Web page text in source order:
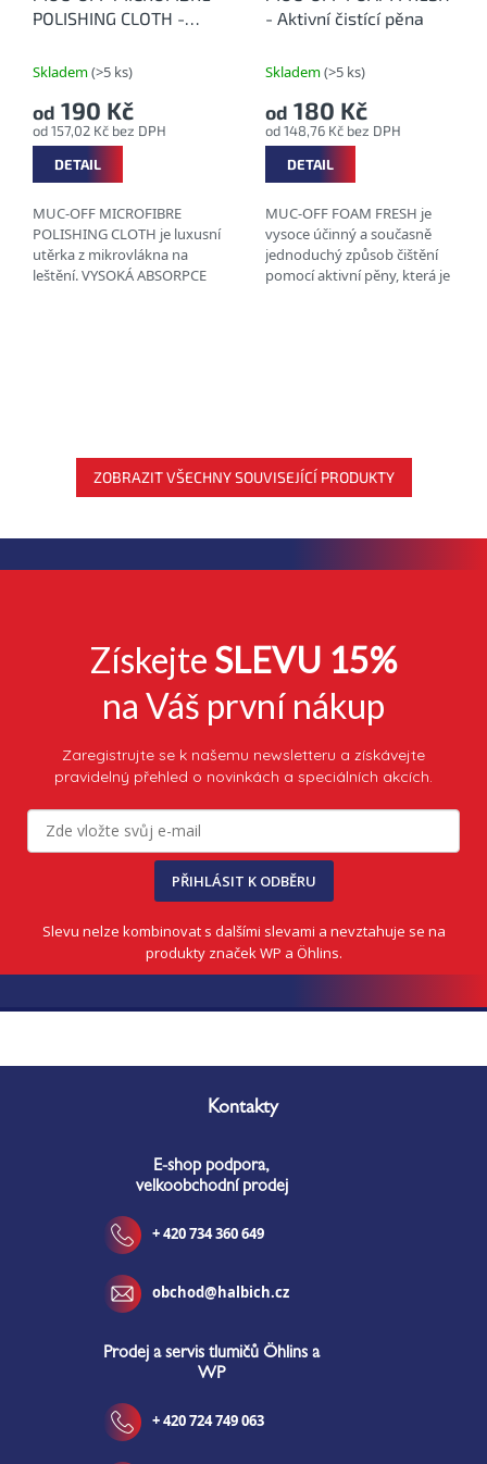
POLISHING CLOTH -
Skladem(>5 ks)
od 157,02 Kč bez DPH
od 190 Kč
DETAIL
MUC-OFF MICROFIBRE
POLISHING CLOTH je luxusní
utěrka z mikrovlákna na
leštění. VYSOKÁ ABSORPCE
- Aktivní čistící pěna
Skladem(>5 ks)
od 148,76 Kč bez DPH
od 180 Kč
DETAIL
MUC-OFF FOAM FRESH je
vysoce účinný a současně
jednoduchý způsob čištění
pomocí aktivní pěny, která je
ZOBRAZIT VŠECHNY SOUVISEJÍCÍ PRODUKTY
Získejte SLEVU 15%
na Váš první nákup
Zaregistrujte se k našemu newsletteru a získávejte
pravidelný přehled o novinkách a speciálních akcích.
PŘIHLÁSIT K ODBĚRU
Slevu nelze kombinovat s dalšími slevami a nevztahuje se na
produkty značek WP a Öhlins.
Kontakty
E-shop podpora,
velkoobchodní prodej
+ 420 734 360 649
obchod@halbich.cz
Prodej a servis tlumičů Öhlins a
WP
+ 420 724 749 063